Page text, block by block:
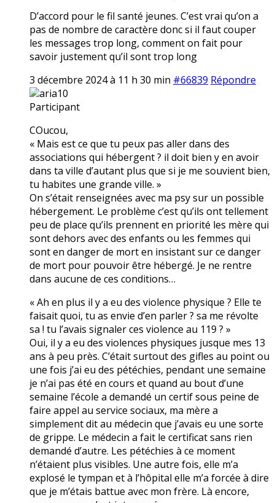
D’accord pour le fil santé jeunes. C’est vrai qu’on a
pas de nombre de caractère donc si il faut couper
les messages trop long, comment on fait pour
savoir justement qu’il sont trop long
3 décembre 2024 à 11 h 30 min #66839 Répondre
aria10
Participant
COucou,
« Mais est ce que tu peux pas aller dans des
associations qui hébergent ? il doit bien y en avoir
dans ta ville d’autant plus que si je me souvient bien,
tu habites une grande ville. »
On s’était renseignées avec ma psy sur un possible
hébergement. Le problème c’est qu’ils ont tellement
peu de place qu’ils prennent en priorité les mère qui
sont dehors avec des enfants ou les femmes qui
sont en danger de mort en insistant sur ce danger
de mort pour pouvoir être hébergé. Je ne rentre
dans aucune de ces conditions…
« Ah en plus il y a eu des violence physique ? Elle te
faisait quoi, tu as envie d’en parler ? sa me révolte
sa ! tu l’avais signaler ces violence au 119 ? »
Oui, il y a eu des violences physiques jusque mes 13
ans à peu près. C’était surtout des gifles au point ou
une fois j’ai eu des pétéchies, pendant une semaine
je n’ai pas été en cours et quand au bout d’une
semaine l’école a demandé un certif sous peine de
faire appel au service sociaux, ma mère a
simplement dit au médecin que j’avais eu une sorte
de grippe. Le médecin a fait le certificat sans rien
demandé d’autre. Les pétéchies à ce moment
n’étaient plus visibles. Une autre fois, elle m’a
explosé le tympan et à l’hôpital elle m’a forcée à dire
que je m’étais battue avec mon frère. Là encore,